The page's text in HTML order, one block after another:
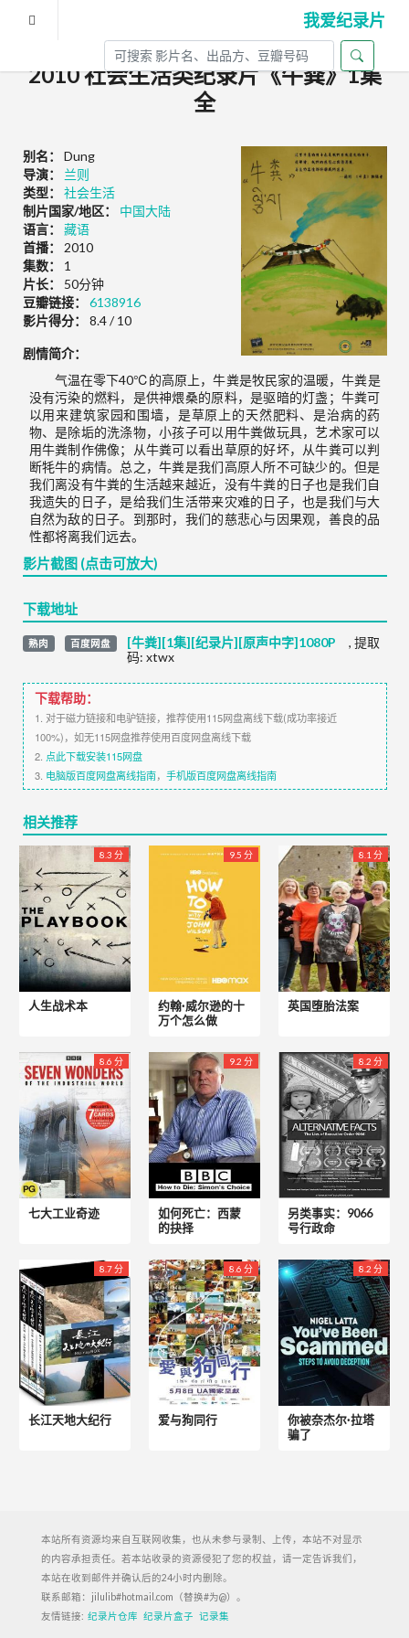
我爱纪录片
2010 社会生活类纪录片《牛粪》1集
全
别名：
Dung
导演：
兰则
类型：
社会生活
制片国家/地区：
中国大陆
语言：
藏语
首播：
2010
集数：
1
片长：
50分钟
豆瓣链接：
6138916
影片得分：
8.4 / 10
剧情简介：
气温在零下40℃的高原上，牛粪是牧民家的温暖，牛粪是
没有污染的燃料，是供神煨桑的原料，是驱暗的灯盏；牛粪可
以用来建筑家园和围墙，是草原上的天然肥料、是治病的药
物、是除垢的洗涤物，小孩子可以用牛粪做玩具，艺术家可以
用牛粪制作佛像；从牛粪可以看出草原的好坏，从牛粪可以判
断牦牛的病情。总之，牛粪是我们高原人所不可缺少的。但是
我们离没有牛粪的生活越来越近，没有牛粪的日子也是我们自
我遗失的日子，是给我们生活带来灾难的日子，也是我们与大
自然为敌的日子。到那时，我们的慈悲心与因果观，善良的品
性都将离我们远去。
影片截图 (点击可放大)
下载地址
熟肉 百度网盘 [牛粪][1集][纪录片][原声中字]1080P , 提取
码: xtwx
下载帮助：
1. 对于磁力链接和电驴链接，推荐使用115网盘离线下载(成功率接近
100%)，如无115网盘推荐使用百度网盘离线下载
2. 点此下载安装115网盘
3. 电脑版百度网盘离线指南， 手机版百度网盘离线指南
相关推荐
8.3 分
人生战术本
9.5 分
约翰·威尔逊的十
万个怎么做
8.1 分
英国堕胎法案
8.6 分
七大工业奇迹
9.2 分
如何死亡：西蒙
的抉择
8.2 分
另类事实：9066
号行政命
8.7 分
长江天地大纪行
8.6 分
爱与狗同行
8.2 分
你被奈杰尔·拉塔
骗了
本站所有资源均来自互联网收集，也从未参与录制、上传，本站不对显示
的内容承担责任。若本站收录的资源侵犯了您的权益，请一定告诉我们，
本站在收到邮件并确认后的24小时内删除。
联系邮箱：jilulib#hotmail.com（替换#为@）。
友情链接: 纪录片仓库 纪录片盒子 记录集